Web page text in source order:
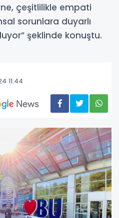
çeşitlilikle empati
sorunlara duyarlı
şeklinde konuştu.
11:44